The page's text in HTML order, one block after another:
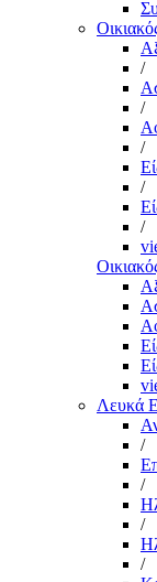
/
/
/
/
/
Λευκά
/
/
/
/